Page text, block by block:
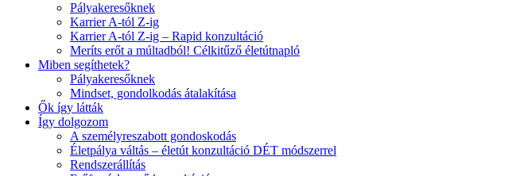
Pályakeresőknek
Karrier A-tól Z-ig
Karrier A-tól Z-ig – Rapid konzultáció
Meríts erőt a múltadból! Célkitűző életútnapló
Miben segíthetek?
Pályakeresőknek
Mindset, gondolkodás átalakítása
Ők így látták
Így dolgozom
A személyreszabott gondoskodás
Életpálya váltás – életút konzultáció DÉT módszerrel
Rendszerállítás